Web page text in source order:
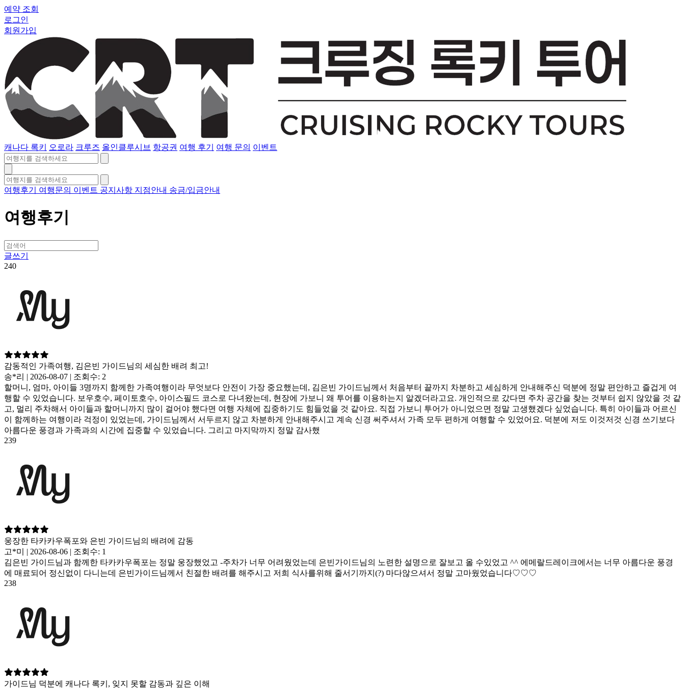
예약 조회
로그인
회원가입
캐나다 록키 오로라 크루즈 올인클루시브 항공권 여행 후기 여행 문의 이벤트
여행후기 여행문의 이벤트 공지사항 지점안내 송금/입금안내
여행후기
글쓰기
240
감동적인 가족여행, 김은빈 가이드님의 세심한 배려 최고!
송*리 | 2026-08-07 | 조회수: 2
할머니, 엄마, 아이들 3명까지 함께한 가족여행이라 무엇보다 안전이 가장 중요했는데, 김은빈 가이드님께서 처음부터 끝까지 차분하고 세심하게 안내해주신 덕분에 정말 편안하고 즐겁게 여
행할 수 있었습니다. 보우호수, 페이토호수, 아이스필드 코스로 다녀왔는데, 현장에 가보니 왜 투어를 이용하는지 알겠더라고요. 개인적으로 갔다면 주차 공간을 찾는 것부터 쉽지 않았을 것 같
고, 멀리 주차해서 아이들과 할머니까지 많이 걸어야 했다면 여행 자체에 집중하기도 힘들었을 것 같아요. 직접 가보니 투어가 아니었으면 정말 고생했겠다 싶었습니다. 특히 아이들과 어르신
이 함께하는 여행이라 걱정이 있었는데, 가이드님께서 서두르지 않고 차분하게 안내해주시고 계속 신경 써주셔서 가족 모두 편하게 여행할 수 있었어요. 덕분에 저도 이것저것 신경 쓰기보다
아름다운 풍경과 가족과의 시간에 집중할 수 있었습니다. 그리고 마지막까지 정말 감사했
239
웅장한 타카카우폭포와 은빈 가이드님의 배려에 감동
고*미 | 2026-08-06 | 조회수: 1
김은빈 가이드님과 함께한 타카카우폭포는 정말 웅장했었고 -주차가 너무 어려웠었는데 은빈가이드님의 노련한 설명으로 잘보고 올 수있었고 ^^ 에메랄드레이크에서는 너무 아름다운 풍경
에 매료되어 정신없이 다니는데 은빈가이드님께서 친절한 배려를 해주시고 저희 식사를위해 줄서기까지(?) 마다않으셔서 정말 고마웠었습니다♡♡♡
238
가이드님 덕분에 캐나다 록키, 잊지 못할 감동과 깊은 이해